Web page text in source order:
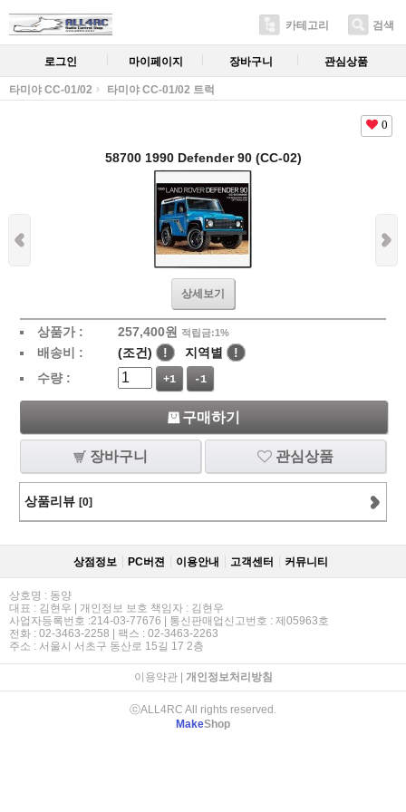
카테고리 검색
로그인 마이페이지 장바구니 관심상품
타미야 CC-01/02 타미야 CC-01/02 트럭
0
58700 1990 Defender 90 (CC-02)
상세보기
상품가 : 257,400원 적립금:1%
배송비 : (조건) ! 지역별
!
수량 :
+1 -1
구매하기
장바구니 관심상품
상품리뷰 [0]
상점정보 PC버젼 이용안내 고객센터 커뮤니티
상호명 : 동양
대표 : 김현우 | 개인정보 보호 책임자 : 김현우
사업자등록번호 :214-03-77676 | 통신판매업신고번호 : 제05963호
전화 : 02-3463-2258 | 팩스 : 02-3463-2263
주소 : 서울시 서초구 동산로 15길 17 2층
이용약관| 개인정보처리방침
ⓒALL4RC All rights reserved.
MakeShop